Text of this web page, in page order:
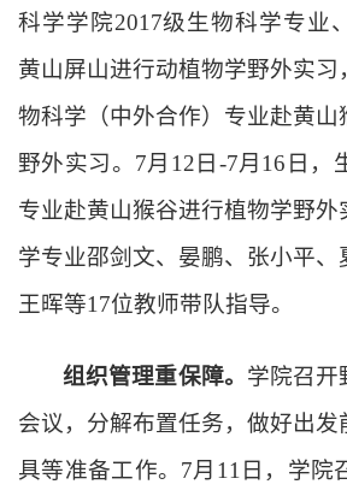
科学学院2017级生物科学专业
黄山屏山进行动植物学野外实习
物科学 （中外合作） 专业赴黄山
野外实习。 7月12日-7月16日，
专业赴黄山猴谷进行植物学野外
学专业邵剑文、晏鹏、 张小平、
王晖等17位教师带队指导。
组织管理重保障。 学院召开
会议，分解布置任务，做好出发
具等准备工作。7月11日，学院